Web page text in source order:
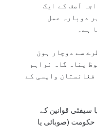
آصف کے ایک
دوبارہ عمل
ہے۔
سے دوچار ہون
پناہ گاہ فراہم
واپسی کے
سیفٹی قوانین کے
حکومت (صوبائی یا